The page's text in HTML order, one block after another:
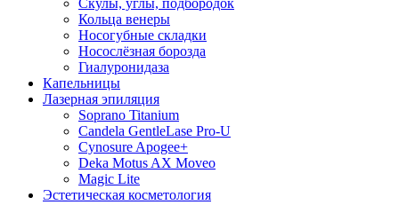
Скулы, углы, подбородок
Кольца венеры
Носогубные складки
Носослёзная борозда
Гиалуронидаза
Капельницы
Лазерная эпиляция
Soprano Titanium
Candela GentleLase Pro-U
Cynosure Apogee+
Deka Motus AX Moveo
Magic Lite
Эстетическая косметология